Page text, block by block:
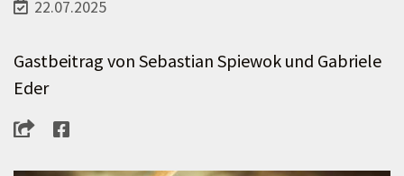
22.07.2025
Gastbeitrag von Sebastian Spiewok und Gabriele
Eder